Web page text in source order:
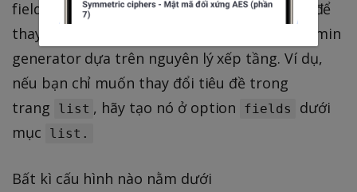
field ở tất cả các module, ta có thể cấu hình để
thay đổi
của field . Cấu hình trong admin
generator dựa trên nguyên lý xếp tầng. Ví dụ,
nếu bạn chỉ muốn thay đổi tiêu đề trong
trang
list , hãy tạo nó ở option fields
dưới
mục
list.
Bất kì cấu hình nào nằm dưới